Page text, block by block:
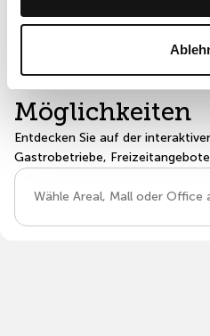
Entdecken Sie
Möglichkeiten
Entdecken Sie auf der
Gastrobetriebe,
Wähle Areal, Mall oder Office